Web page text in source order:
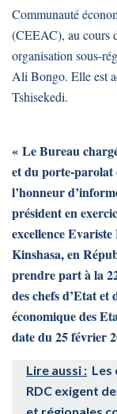
Communauté
(CEEAC), au cours
organisation sous-
Ali Bongo. Elle est
Tshisekedi.
« Le Bureau
et du porte-parolat
l’honneur
président en
excellence
Kinshasa, en
prendre part à la
des chefs d’Etat
économique des
date du 25 février
Lire aussi : Les
RDC exigent